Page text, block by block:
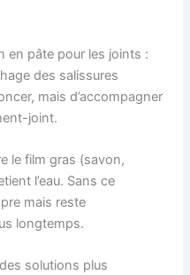
en pâte pour les joints :
des salissures
mais d’accompagner
joint.
le film gras (savon,
l’eau. Sans ce
mais reste
longtemps.
solutions plus